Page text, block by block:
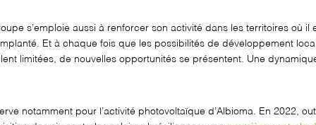
s’emploie aussi à renforcer son activité dans les territoires où il
. Et à chaque fois que les possibilités de développement
limitées, de nouvelles opportunités se présentent. Une
notamment pour l’activité photovoltaïque d’Albioma. En 2022, o